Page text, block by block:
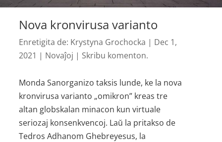
Nova kronvirusa varianto
Enretigita de: Krystyna Grochocka | Dec 1,
2021 | Novaĵoj | Skribu komenton.
Monda Sanorganizo taksis lunde, ke la nova
kronvirusa varianto „omikron” kreas tre
altan globskalan minacon kun virtuale
seriozaj konsenkvencoj. Laŭ la pritakso de
Tedros Adhanom Ghebreyesus, la